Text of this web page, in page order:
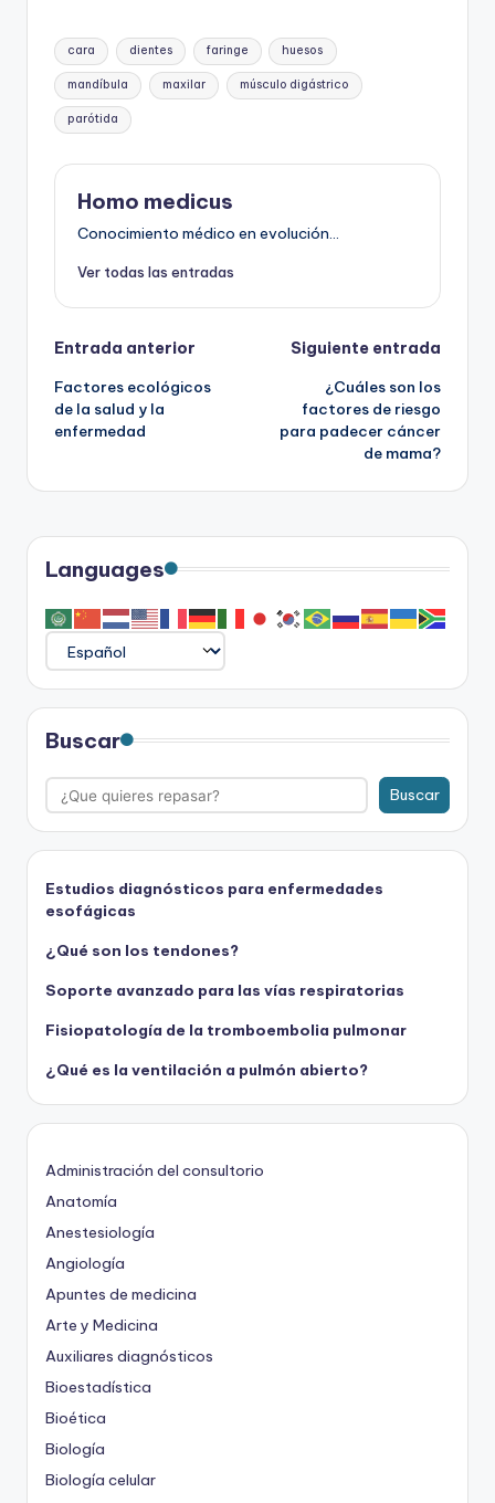
Etiquetas:
cara dientes faringe huesos
mandíbula maxilar músculo digástrico
parótida
Homo medicus
Conocimiento médico en evolución...
Ver todas las entradas
Navegación
de
entradas
Entrada anterior
Factores ecológicos
de la salud y la
enfermedad
Siguiente entrada
¿Cuáles son los
factores de riesgo
para padecer cáncer
de mama?
Languages
Buscar
Buscar
Estudios diagnósticos para enfermedades
esofágicas
¿Qué son los tendones?
Soporte avanzado para las vías respiratorias
Fisiopatología de la tromboembolia pulmonar
¿Qué es la ventilación a pulmón abierto?
Administración del consultorio
Anatomía
Anestesiología
Angiología
Apuntes de medicina
Arte y Medicina
Auxiliares diagnósticos
Bioestadística
Bioética
Biología
Biología celular